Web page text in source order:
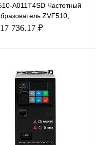
A011T4SD Частотный
ZVF510,
11кВт, 25А
17 736.17 ₽
В корзину
в 1 клик Сравнение
В наличии